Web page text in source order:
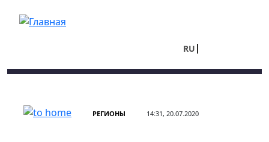
RU
РЕГИОНЫ 14:31, 20.07.2020